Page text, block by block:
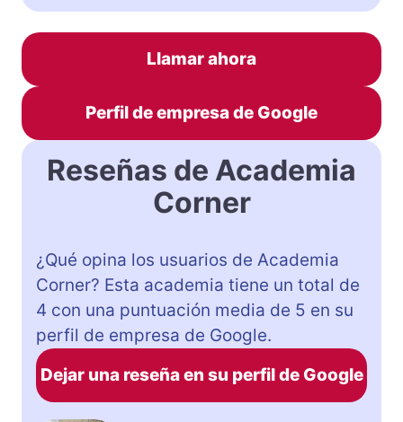
Llamar ahora
Perfil de empresa de Google
Reseñas de Academia
Corner
¿Qué opina los usuarios de Academia
Corner? Esta academia tiene un total de
4 con una puntuación media de 5 en su
perfil de empresa de Google.
Dejar una reseña en su perfil de Google